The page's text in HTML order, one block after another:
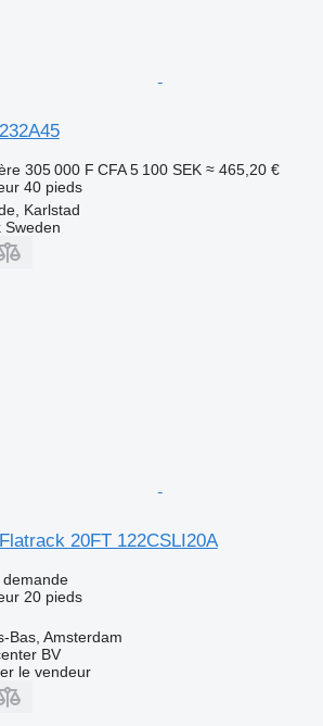
305 000 F CFA5 100 SEK ≈ 465,20 €
40 pieds
Karlstad
Sweden
20FT 122CSLI20A
demande
20 pieds
Bas, Amsterdam
BV
le vendeur